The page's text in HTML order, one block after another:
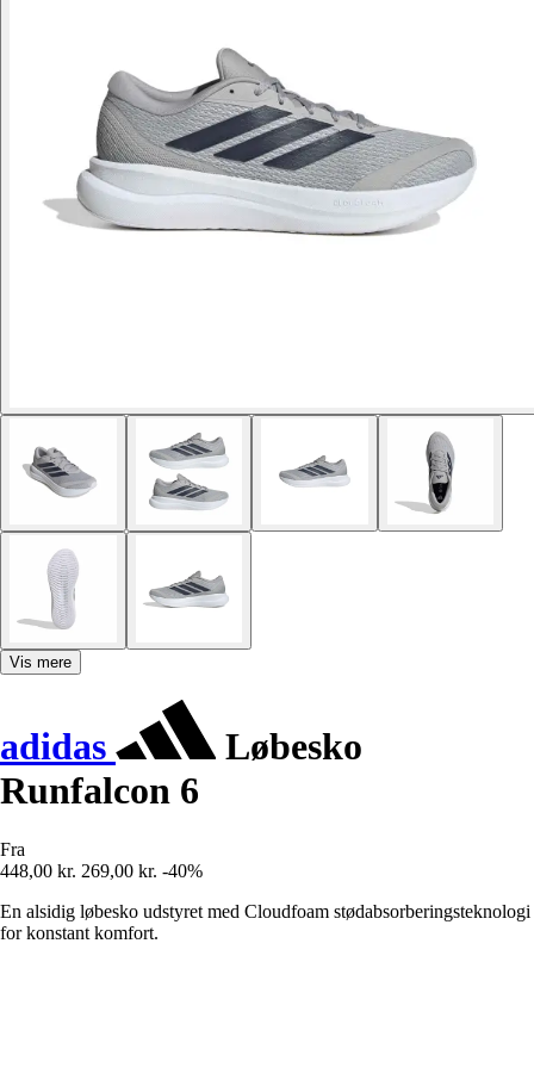
Vis mere
adidas
Løbesko
Runfalcon 6
Fra
448,00 kr. 269,00 kr. -40%
En alsidig løbesko udstyret med Cloudfoam stødabsorberingsteknologi
for konstant komfort.